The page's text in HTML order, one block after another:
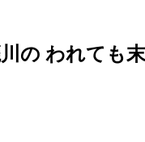
の われても